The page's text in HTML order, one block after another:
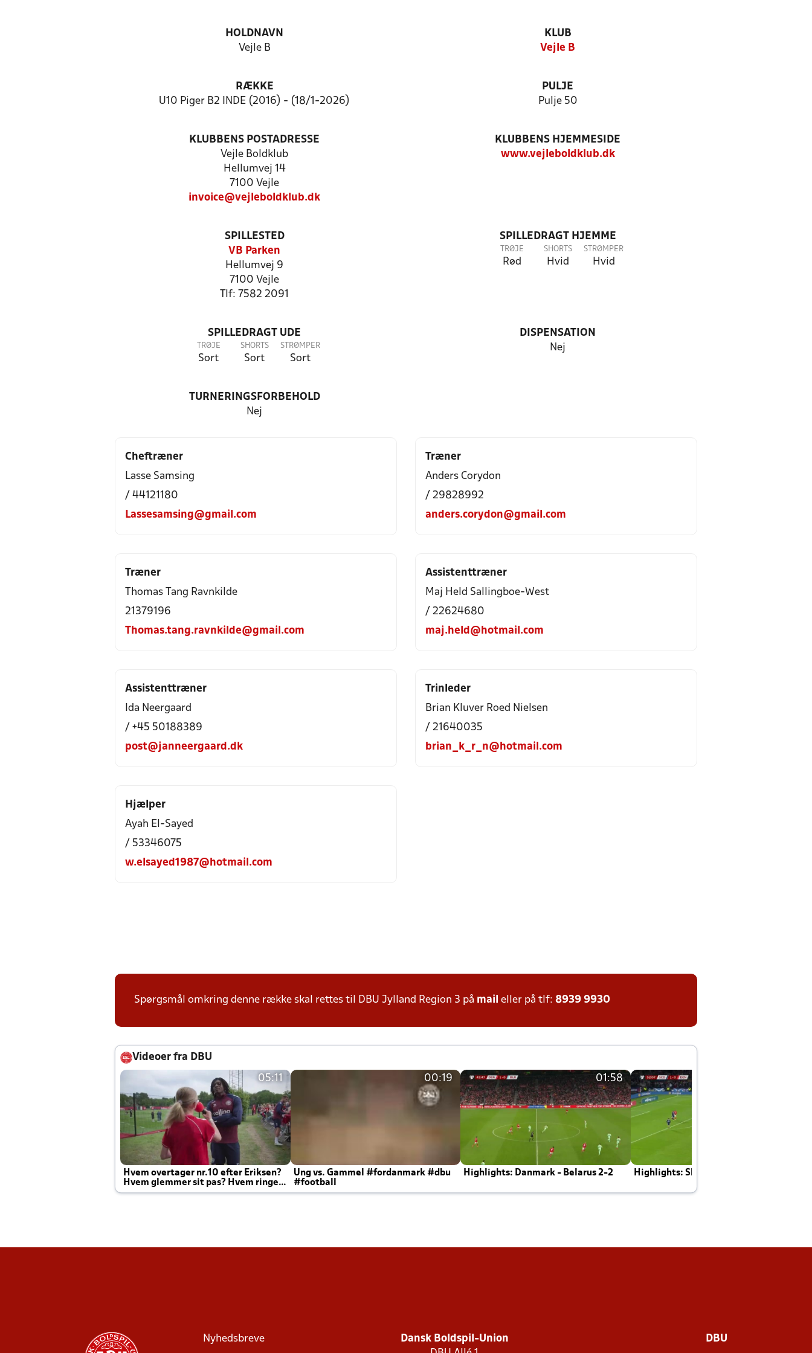
HOLDNAVN
Vejle B
KLUB
Vejle B
RÆKKE
U10 Piger B2 INDE (2016) - (18/1-2026)
PULJE
Pulje 50
KLUBBENS POSTADRESSE
Vejle Boldklub
Hellumvej 14
7100 Vejle
invoice@vejleboldklub.dk
KLUBBENS HJEMMESIDE
www.vejleboldklub.dk
SPILLESTED
VB Parken
Hellumvej 9
7100 Vejle
Tlf: 7582 2091
SPILLEDRAGT HJEMME
TRØJE
Rød
SHORTS
Hvid
STRØMPER
Hvid
SPILLEDRAGT UDE
TRØJE
Sort
SHORTS
Sort
STRØMPER
Sort
DISPENSATION
Nej
TURNERINGSFORBEHOLD
Nej
Cheftræner
Lasse Samsing
/ 44121180
Lassesamsing@gmail.com
Træner
Anders Corydon
/ 29828992
anders.corydon@gmail.com
Træner
Thomas Tang Ravnkilde
21379196
Thomas.tang.ravnkilde@gmail.com
Assistenttræner
Maj Held Sallingboe-West
/ 22624680
maj.held@hotmail.com
Assistenttræner
Ida Neergaard
/ +45 50188389
post@janneergaard.dk
Trinleder
Brian Kluver Roed Nielsen
/ 21640035
brian_k_r_n@hotmail.com
Hjælper
Ayah El-Sayed
/ 53346075
w.elsayed1987@hotmail.com
Spørgsmål omkring denne række skal rettes til DBU Jylland Region 3 på mail eller på tlf: 8939 9930
Videoer fra DBU
05:11
Hvem overtager nr.10 efter Eriksen?
Hvem glemmer sit pas? Hvem ringer
Joachim altid til efter kampe?
00:19
Ung vs. Gammel #fordanmark #dbu
#football
01:58
Highlights: Danmark - Belarus 2-2 Highlights: Skotland - Danmark 4-2
Nyhedsbreve
Dansk Boldspil-Union
DBU